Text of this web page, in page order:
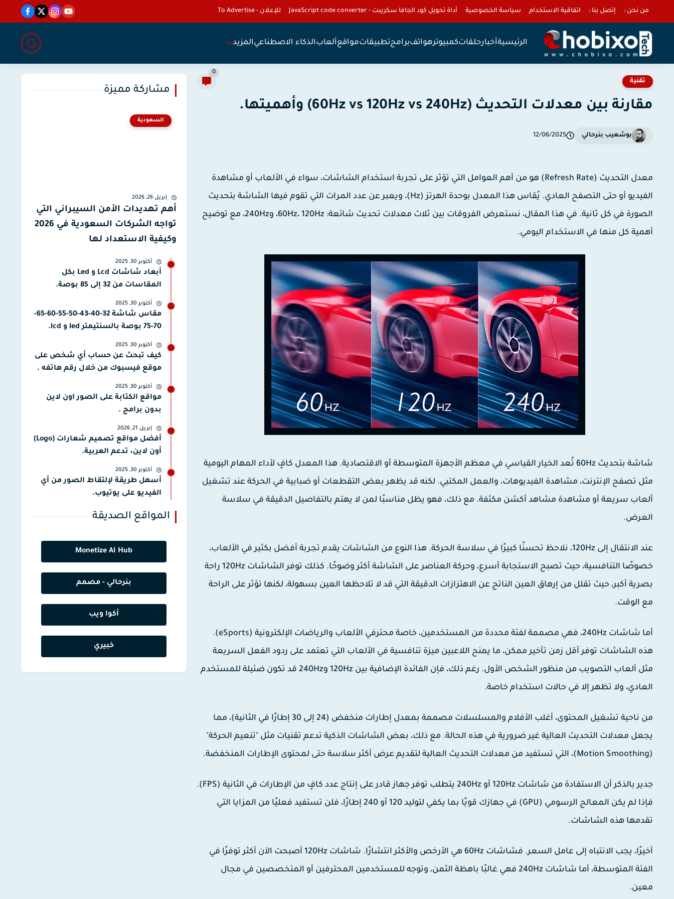
من نحن : إتصل بنا : اتفاقية الاستخدام سياسة الخصوصية أداة تحويل كود الجافا سكريبت - JavaScript code converter للإعلان - To Advertise
الرئيسيةأخبارحلقاتكمبيوترهواتفبرامجتطبيقاتمواقعألعابالذكاء الاصطناعيالمزيد
تقنية
0
مقارنة بين معدلات التحديث (60Hz vs 120Hz vs 240Hz) وأهميتها.
بوشعيب بنرحالي 12/06/2025
معدل التحديث (Refresh Rate) هو من أهم العوامل التي تؤثر على تجربة استخدام الشاشات، سواء في الألعاب أو مشاهدة
الفيديو أو حتى التصفح العادي. يُقاس هذا المعدل بوحدة الهرتز (Hz)، ويعبر عن عدد المرات التي تقوم فيها الشاشة بتحديث
الصورة في كل ثانية. في هذا المقال، نستعرض الفروقات بين ثلاث معدلات تحديث شائعة: 60Hz، 120Hz، و240Hz، مع توضيح
أهمية كل منها في الاستخدام اليومي.
شاشة بتحديث 60Hz تُعد الخيار القياسي في معظم الأجهزة المتوسطة أو الاقتصادية. هذا المعدل كافٍ لأداء المهام اليومية
مثل تصفح الإنترنت، مشاهدة الفيديوهات، والعمل المكتبي. لكنه قد يظهر بعض التقطعات أو ضبابية في الحركة عند تشغيل
ألعاب سريعة أو مشاهدة مشاهد أكشن مكثفة. مع ذلك، فهو يظل مناسبًا لمن لا يهتم بالتفاصيل الدقيقة في سلاسة
العرض.
عند الانتقال إلى 120Hz، نلاحظ تحسنًا كبيرًا في سلاسة الحركة. هذا النوع من الشاشات يقدم تجربة أفضل بكثير في الألعاب،
خصوصًا التنافسية، حيث تصبح الاستجابة أسرع، وحركة العناصر على الشاشة أكثر وضوحًا. كذلك توفر الشاشات 120Hz راحة
بصرية أكبر، حيث تقلل من إرهاق العين الناتج عن الاهتزازات الدقيقة التي قد لا تلاحظها العين بسهولة، لكنها تؤثر على الراحة
مع الوقت.
أما شاشات 240Hz، فهي مصممة لفئة محددة من المستخدمين، خاصة محترفي الألعاب والرياضات الإلكترونية (eSports).
هذه الشاشات توفر أقل زمن تأخير ممكن، ما يمنح اللاعبين ميزة تنافسية في الألعاب التي تعتمد على ردود الفعل السريعة
مثل ألعاب التصويب من منظور الشخص الأول. رغم ذلك، فإن الفائدة الإضافية بين 120Hz و240Hz قد تكون ضئيلة للمستخدم
العادي، ولا تظهر إلا في حالات استخدام خاصة.
من ناحية تشغيل المحتوى، أغلب الأفلام والمسلسلات مصممة بمعدل إطارات منخفض (24 إلى 30 إطارًا في الثانية)، مما
يجعل معدلات التحديث العالية غير ضرورية في هذه الحالة. مع ذلك، بعض الشاشات الذكية تدعم تقنيات مثل "تنعيم الحركة"
(Motion Smoothing)، التي تستفيد من معدلات التحديث العالية لتقديم عرض أكثر سلاسة حتى لمحتوى الإطارات المنخفضة.
جدير بالذكر أن الاستفادة من شاشات 120Hz أو 240Hz يتطلب توفر جهاز قادر على إنتاج عدد كافٍ من الإطارات في الثانية (FPS).
فإذا لم يكن المعالج الرسومي (GPU) في جهازك قويًا بما يكفي لتوليد 120 أو 240 إطارًا، فلن تستفيد فعليًا من المزايا التي
تقدمها هذه الشاشات.
أخيرًا، يجب الانتباه إلى عامل السعر. فشاشات 60Hz هي الأرخص والأكثر انتشارًا. شاشات 120Hz أصبحت الآن أكثر توفرًا في
الفئة المتوسطة، أما شاشات 240Hz فهي غالبًا باهظة الثمن، وتوجه للمستخدمين المحترفين أو المتخصصين في مجال
معين.
مشاركة مميزة
السعودية
إبريل 26, 2026
أهم تهديدات الأمن السيبراني التي
تواجه الشركات السعودية في 2026
وكيفية الاستعداد لها
أكتوبر 30, 2025
أبعاد شاشات Lcd و Led بكل
المقاسات من 32 إلى 85 بوصة.
أكتوبر 30, 2025
مقاس شاشة 32-40-43-50-55-60-65-
70-75 بوصة بالسنتيمتر led و lcd.
أكتوبر 30, 2025
كيف تبحث عن حساب أي شخص على
موقع فيسبوك من خلال رقم هاتفه .
أكتوبر 30, 2025
مواقع الكتابة على الصور اون لاين
بدون برامج .
إبريل 21, 2026
أفضل مواقع تصميم شعارات (Logo)
أون لاين، تدعم العربية.
أكتوبر 30, 2025
أسهل طريقة لإلتقاط الصور من أي
الفيديو على يوتيوب.
المواقع الصديقة
Monetize AI Hub
بنرحالي - مصمم
أكوا ويب
خبيري